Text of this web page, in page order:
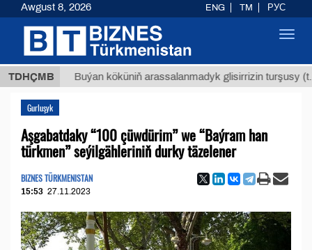
TDHÇMBBuýan köküniň arassalanmadyk glisirrizin turşusy (t.)
Gurluşyk
Aşgabatdaky “100 çüwdürim” we “Baýram han
türkmen” seýilgähleriniň durky täzelener
BIZNES TÜRKMENISTAN
15:53 27.11.2023
Awgust 8, 2026 ENG TM РУС